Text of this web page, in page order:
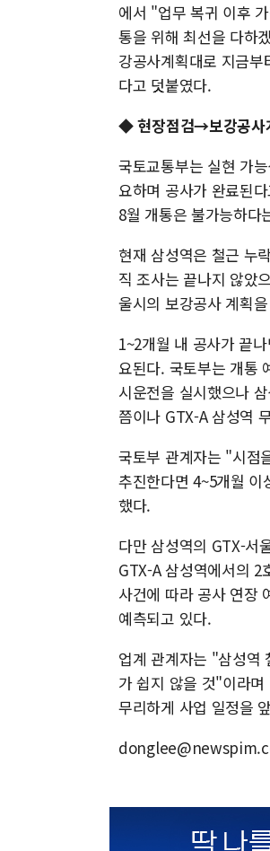
에서 "업무 복귀 이후
통을 위해 최선을 다하
강공사계획대로 지금
다고 덧붙였다.
◆ 현장점검→보강공사
국토교통부는 실현 가
요하며 공사가 완료된
8월 개통은 불가능하다
현재 삼성역은 철근 누
직 조사는 끝나지 않았
울시의 보강공사 계획
1~2개월 내 공사가 끝
요된다. 국토부는 개통
시운전을 실시했으나
쯤이나 GTX-A 삼성역
국토부 관계자는 "시점
추진한다면 4~5개월
했다.
다만 삼성역의 GTX-서
GTX-A 삼성역에서의
사건에 따라 공사 연장
예측되고 있다.
업계 관계자는 "삼성역
가 쉽지 않을 것"이라
무리하게 사업 일정을